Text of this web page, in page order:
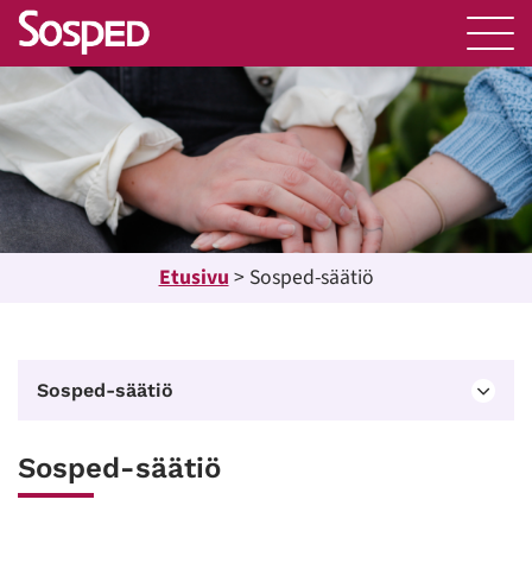
Etusivu > Sosped-säätiö
Sosped-säätiö
Sosped-säätiö